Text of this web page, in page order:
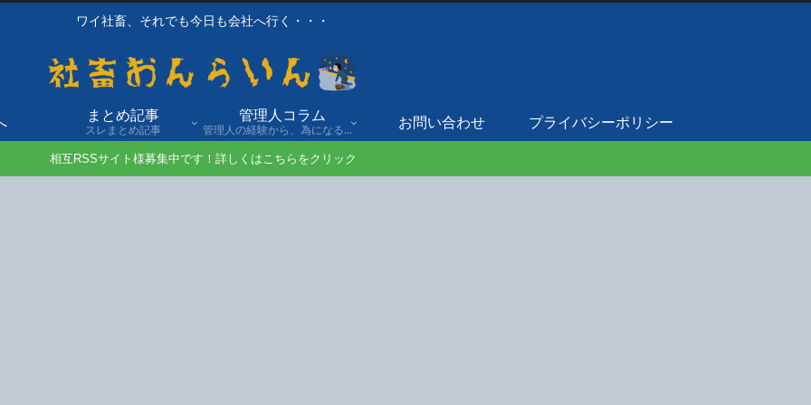
ワイ社畜、それでも今日も会社へ行く・・・
まとめ記事
スレまとめ記事
管理人コラム
管理人の経験から、為になる話や自身の経験談を発信。
お問い合わせ プライバシーポリシー
相互RSSサイト様募集中です！詳しくはこちらをクリック